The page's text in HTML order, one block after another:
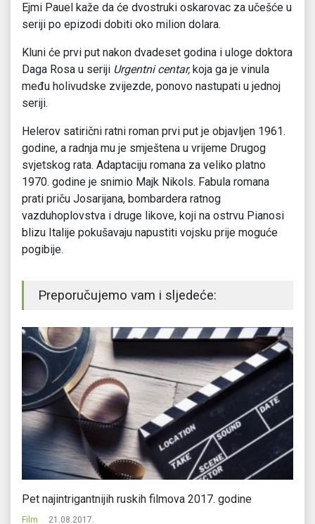
Ejmi Pauel kaže da će dvostruki oskarovac za učešće u
seriji po epizodi dobiti oko milion dolara.
Kluni će prvi put nakon dvadeset godina i uloge doktora
Daga Rosa u seriji Urgentni centar,koja ga je vinula
među holivudske zvijezde, ponovo nastupati u jednoj
seriji.
Helerov satirični ratni roman prvi put je objavljen 1961.
godine, a radnja mu je smještena u vrijeme Drugog
svjetskog rata. Adaptaciju romana za veliko platno
1970. godine je snimio Majk Nikols. Fabula romana
prati priču Josarijana, bombardera ratnog
vazduhoplovstva i druge likove, koji na ostrvu Pianosi
blizu Italije pokušavaju napustiti vojsku prije moguće
pogibije.
Preporučujemo vam i sljedeće:
Pet najintrigantnijih ruskih filmova 2017. godine
Film 21.08.2017.